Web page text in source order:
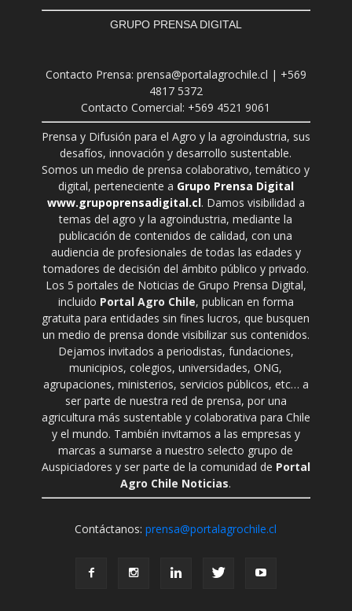
GRUPO PRENSA DIGITAL
Contacto Prensa: prensa@portalagrochile.cl | +569
4817 5372
Contacto Comercial: +569 4521 9061
Prensa y Difusión para el Agro y la agroindustria, sus
desafíos, innovación y desarrollo sustentable.
Somos un medio de prensa colaborativo, temático y
digital, perteneciente a Grupo Prensa Digital
www.grupoprensadigital.cl. Damos visibilidad a
temas del agro y la agroindustria, mediante la
publicación de contenidos de calidad, con una
audiencia de profesionales de todas las edades y
tomadores de decisión del ámbito público y privado.
Los 5 portales de Noticias de Grupo Prensa Digital,
incluido Portal Agro Chile, publican en forma
gratuita para entidades sin fines lucros, que busquen
un medio de prensa donde visibilizar sus contenidos.
Dejamos invitados a periodistas, fundaciones,
municipios, colegios, universidades, ONG,
agrupaciones, ministerios, servicios públicos, etc… a
ser parte de nuestra red de prensa, por una
agricultura más sustentable y colaborativa para Chile
y el mundo. También invitamos a las empresas y
marcas a sumarse a nuestro selecto grupo de
Auspiciadores y ser parte de la comunidad de Portal
Agro Chile Noticias.
Contáctanos:prensa@portalagrochile.cl